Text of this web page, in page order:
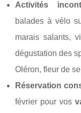
Activités
balades à vélo
marais salants,
dégustation des
Oléron, fleur de
Réservation
février pour vos